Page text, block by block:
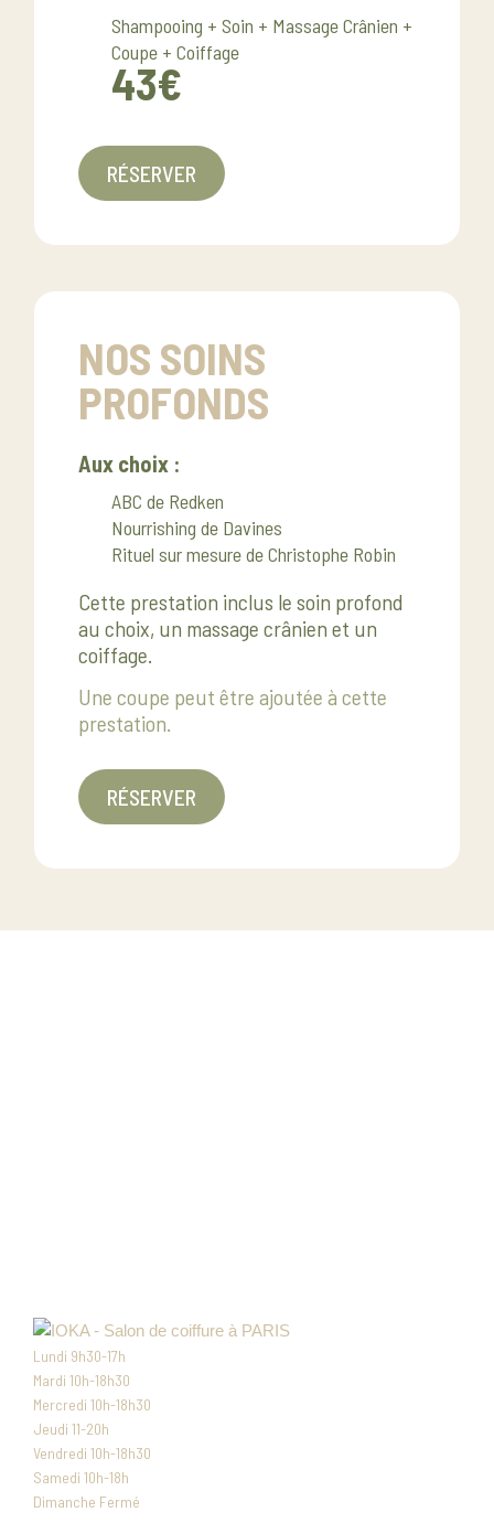
Shampooing + Soin + Massage Crânien +
Coupe + Coiffage
43€
RÉSERVER
NOS SOINS
PROFONDS
Aux choix :
ABC de Redken
Nourrishing de Davines
Rituel sur mesure de Christophe Robin
Cette prestation inclus le soin profond
au choix, un massage crânien et un
coiffage.
Une coupe peut être ajoutée à cette
prestation.
RÉSERVER
Lundi 9h30-17h
Mardi 10h-18h30
Mercredi 10h-18h30
Jeudi 11-20h
Vendredi 10h-18h30
Samedi 10h-18h
Dimanche Fermé